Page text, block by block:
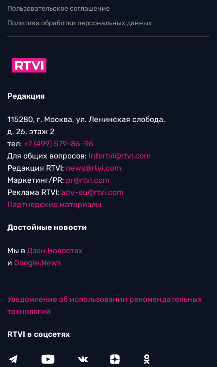
Пользовательское соглашение
Политика обработки персональных данных
Редакция
115280, г. Москва, ул. Ленинская слобода,
д. 26, этаж 2
тел: +7 (499) 579-86-96
Для общих вопросов: Infortvi@rtvi.com
Редакция RTVI: news@rtvi.com
Маркетинг/PR: pr@rtvi.com
Реклама RTVI: adv-eu@rtvi.com
Партнерские материалы
Достойные новости
Мы в Дзен.Новостях
и Google.News
Уведомление об использовании рекомендательных
технологий
RTVI в соцсетях